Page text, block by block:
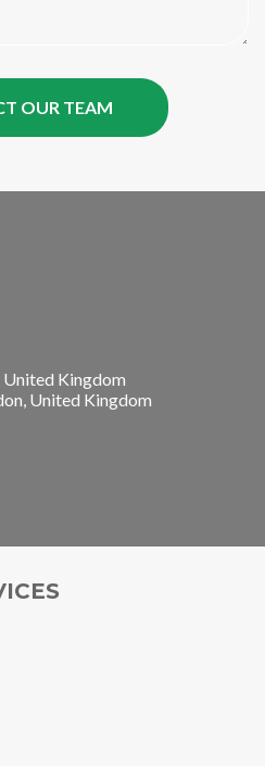
United Kingdom
United Kingdom